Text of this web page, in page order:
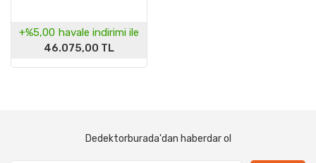
+%5,00 havale indirimi ile
46.075,00 TL
Dedektorburada'dan haberdar ol